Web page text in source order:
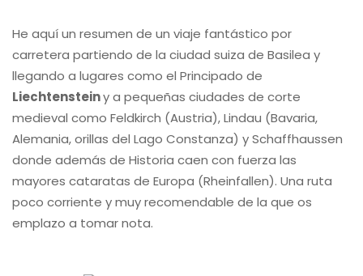
He aquí un resumen de un viaje fantástico por
carretera partiendo de la ciudad suiza de Basilea y
llegando a lugares como el Principado de
Liechtensteiny a pequeñas ciudades de corte
medieval como Feldkirch (Austria), Lindau (Bavaria,
Alemania, orillas del Lago Constanza) y Schaffhaussen
donde además de Historia caen con fuerza las
mayores cataratas de Europa (Rheinfallen). Una ruta
poco corriente y muy recomendable de la que os
emplazo a tomar nota.